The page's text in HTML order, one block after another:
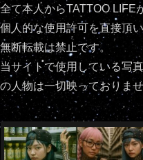
全て本人からTATTOO LIFE
個人的な使用許可を直接頂
無断転載は禁止です。
当サイトで使用している写
の人物は一切映っておりませ